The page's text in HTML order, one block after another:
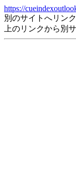
https://
別のサイトへリン
上のリンクから別